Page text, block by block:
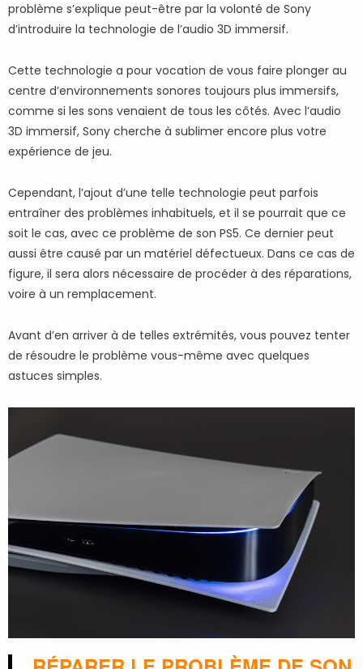
problème s’explique peut-être par la volonté de Sony
d’introduire la technologie de l’audio 3D immersif.
Cette technologie a pour vocation de vous faire plonger au
centre d’environnements sonores toujours plus immersifs,
comme si les sons venaient de tous les côtés. Avec l’audio
3D immersif, Sony cherche à sublimer encore plus votre
expérience de jeu.
Cependant, l’ajout d’une telle technologie peut parfois
entraîner des problèmes inhabituels, et il se pourrait que ce
soit le cas, avec ce problème de son PS5. Ce dernier peut
aussi être causé par un matériel défectueux. Dans ce cas de
figure, il sera alors nécessaire de procéder à des réparations,
voire à un remplacement.
Avant d’en arriver à de telles extrémités, vous pouvez tenter
de résoudre le problème vous-même avec quelques
astuces simples.